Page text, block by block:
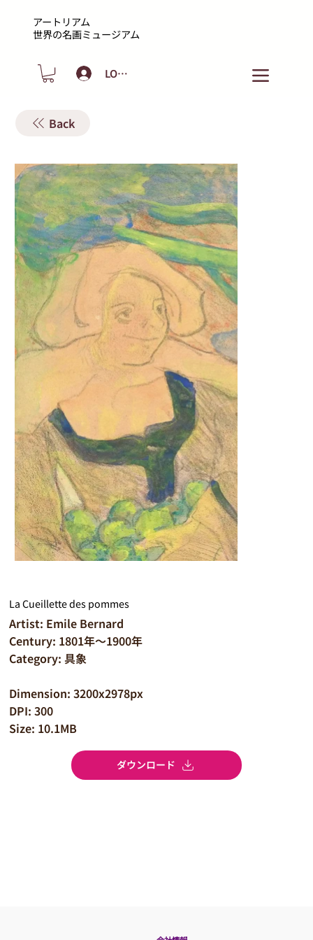
アートリアム
​世界の名画ミュージアム
LOGIN
Back
La Cueillette des pommes
Artist: Emile Bernard
Century: 1801年～1900年
Category: 具象
Dimension: 3200x2978px
DPI: 300
Size: 10.1MB
ダウンロード